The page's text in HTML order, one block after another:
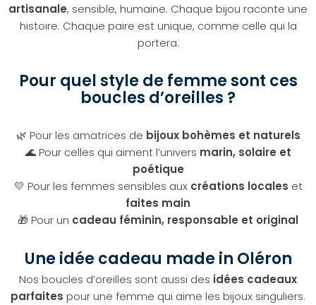
artisanale, sensible, humaine. Chaque bijou raconte une
histoire. Chaque paire est unique, comme celle qui la
portera.
Pour quel style de femme sont ces
boucles d’oreilles ?
🌿 Pour les amatrices de bijoux bohèmes et naturels
🌊 Pour celles qui aiment l’univers marin, solaire et
poétique
💛 Pour les femmes sensibles aux créations locales et
faites main
🎁 Pour un cadeau féminin, responsable et original
Une idée cadeau made in Oléron
Nos boucles d’oreilles sont aussi des idées cadeaux
parfaites pour une femme qui aime les bijoux singuliers.